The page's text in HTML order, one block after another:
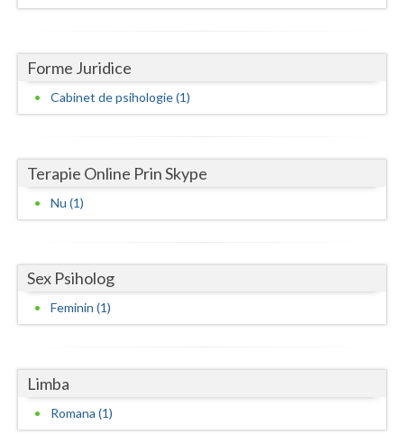
Gorj
Harghita
Ialomita
Iasi
Maramures
Mehedinti
Neamt
Olt
Forme Juridice
Cabinet de psihologie (1)
Terapie Online Prin Skype
Nu (1)
Sex Psiholog
Feminin (1)
Limba
Romana (1)